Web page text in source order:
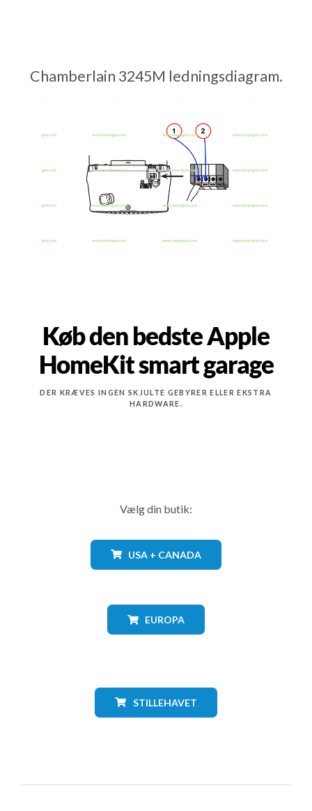
Chamberlain 3245M ledningsdiagram.
Køb den bedste Apple
HomeKit smart garage
DER KRÆVES INGEN SKJULTE GEBYRER ELLER EKSTRA
HARDWARE.
Vælg din butik:
USA + CANADA
EUROPA
STILLEHAVET